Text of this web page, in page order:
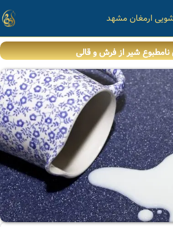
ارمغان مشهد
نامطبوع شیر از فرش و قالی